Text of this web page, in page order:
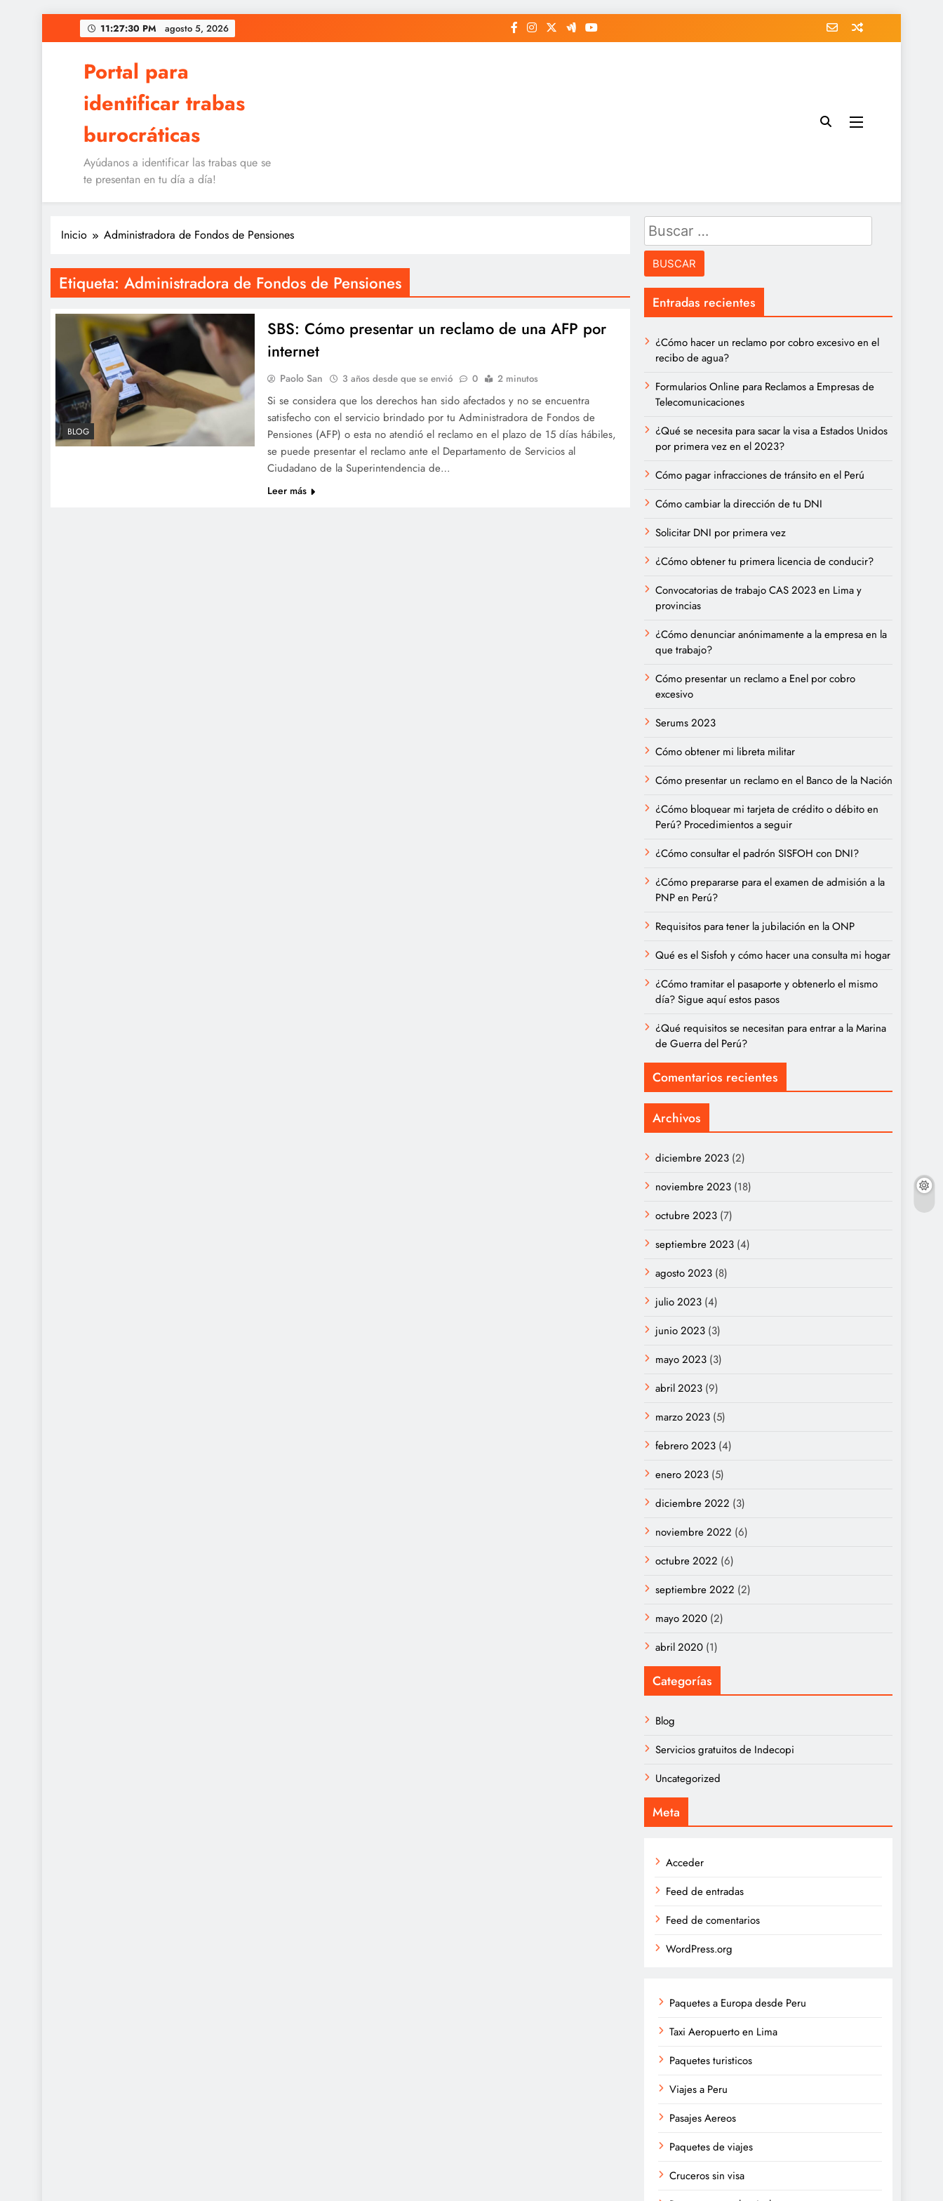
al
11:27:31 PM agosto 5, 2026
Portal para
identificar trabas
burocráticas
Ayúdanos a identificar las trabas que se
te presentan en tu día a día!
Inicio Administradora de Fondos de Pensiones
Etiqueta: Administradora de Fondos de Pensiones
BLOG
SBS: Cómo presentar un reclamo de una AFP por
internet
Paolo San 3 años desde que se envió 0 2 minutos
Si se considera que los derechos han sido afectados y no se encuentra
satisfecho con el servicio brindado por tu Administradora de Fondos de
Pensiones (AFP) o esta no atendió el reclamo en el plazo de 15 días hábiles,
se puede presentar el reclamo ante el Departamento de Servicios al
Ciudadano de la Superintendencia de…
Leer más
Buscar:
Entradas recientes
¿Cómo hacer un reclamo por cobro excesivo en el
recibo de agua?
Formularios Online para Reclamos a Empresas de
Telecomunicaciones
¿Qué se necesita para sacar la visa a Estados Unidos
por primera vez en el 2023?
Cómo pagar infracciones de tránsito en el Perú
Cómo cambiar la dirección de tu DNI
Solicitar DNI por primera vez
¿Cómo obtener tu primera licencia de conducir?
Convocatorias de trabajo CAS 2023 en Lima y
provincias
¿Cómo denunciar anónimamente a la empresa en la
que trabajo?
Cómo presentar un reclamo a Enel por cobro
excesivo
Serums 2023
Cómo obtener mi libreta militar
Cómo presentar un reclamo en el Banco de la Nación
¿Cómo bloquear mi tarjeta de crédito o débito en
Perú? Procedimientos a seguir
¿Cómo consultar el padrón SISFOH con DNI?
¿Cómo prepararse para el examen de admisión a la
PNP en Perú?
Requisitos para tener la jubilación en la ONP
Qué es el Sisfoh y cómo hacer una consulta mi hogar
¿Cómo tramitar el pasaporte y obtenerlo el mismo
día? Sigue aquí estos pasos
¿Qué requisitos se necesitan para entrar a la Marina
de Guerra del Perú?
Comentarios recientes
Archivos
diciembre 2023 (2)
noviembre 2023 (18)
octubre 2023 (7)
septiembre 2023 (4)
agosto 2023 (8)
julio 2023 (4)
junio 2023 (3)
mayo 2023 (3)
abril 2023 (9)
marzo 2023 (5)
febrero 2023 (4)
enero 2023 (5)
diciembre 2022 (3)
noviembre 2022 (6)
octubre 2022 (6)
septiembre 2022 (2)
mayo 2020 (2)
abril 2020 (1)
Categorías
Blog
Servicios gratuitos de Indecopi
Uncategorized
Meta
Acceder
Feed de entradas
Feed de comentarios
WordPress.org
Paquetes a Europa desde Peru
Taxi Aeropuerto en Lima
Paquetes turisticos
Viajes a Peru
Pasajes Aereos
Paquetes de viajes
Cruceros sin visa